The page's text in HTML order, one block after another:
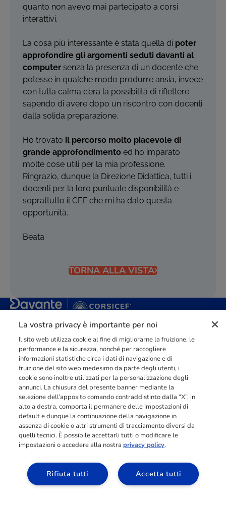
quanto non avevo mai partecipato a corsi
interattivi.
La cosa più interessante è stata quella di poter
approfondire gli argomenti seduti davanti al
computer senza la presenza di un docente che
potesse in qualche modo produrre ansia, invece
con tutta calma c’era la possibilità di riflettere
sapendo di avere dopo un riscontro con docenti
dalla solida preparazione.
Ho trovato il percorso molto piacevole di
grande approfondimento ed ho imparato
molte cose utili per la mia professione.
Ringrazio, dunque la Direzione Didattica, tutti i
docenti per la loro puntuale disponibilità e
soprattutto il CEF che mi ha dato questa
opportunità.
Beata
TORNA ALLA VISTA
Punto di riferimento didimensione europeanella
orientata al mercato del lavoro con più di
raggiunti e formati all’anno tra Spagna, Portogallo e Italia.
03211992123
INFORMAZIONI
RISORSE
ACCESSO AREA
La vostra privacy è importante per noi
Il sito web utilizza cookie al fine di migliorarne la fruizione, le
performance e la sicurezza, nonché per raccogliere
informazioni statistiche circa i dati di navigazione e di
fruizione del sito web medesimo da parte degli utenti, i
cookie sono inoltre utilizzati per la personalizzazione degli
annunci. La chiusura del presente banner mediante la
selezione dell’apposito comando contraddistinto dalla “X”, in
alto a destra, comporta il permanere delle impostazioni di
default e dunque la continuazione della navigazione in
assenza di cookie o altri strumenti di tracciamento diversi da
quelli tecnici. È possibile accettarli tutti o modificare le
impostazioni o accedere alla nostraprivacy policy.
Accetta tutti
Rifiuta tutti